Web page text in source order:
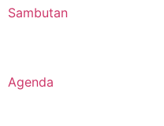
Sambutan
Agenda